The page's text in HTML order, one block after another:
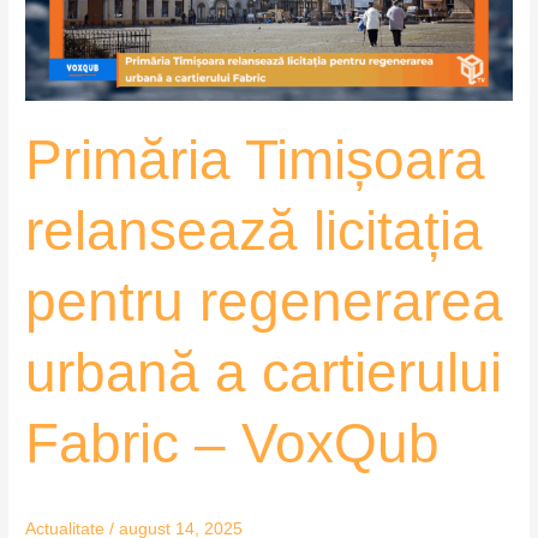
Primăria Timișoara
relansează licitația
pentru regenerarea
urbană a cartierului
Fabric – VoxQub
Actualitate /august 14, 2025
urbană
a
cartierului
–
VoxQub